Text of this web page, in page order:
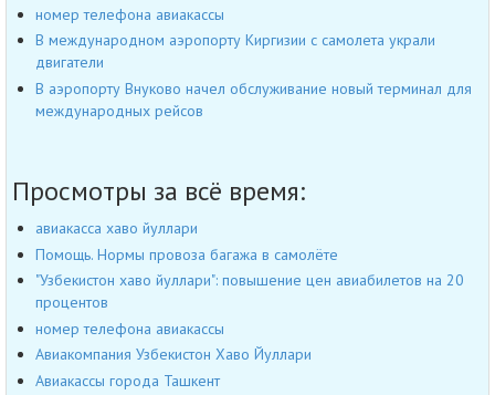
номер телефона авиакассы
В международном аэропорту Киргизии с самолета украли
двигатели
В аэропорту Внуково начел обслуживание новый терминал для
международных рейсов
Просмотры за всё время:
авиакасса хаво йуллари
Помощь. Нормы провоза багажа в самолёте
"Узбекистон хаво йуллари": повышение цен авиабилетов на 20
процентов
номер телефона авиакассы
Авиакомпания Узбекистон Хаво Йуллари
Авиакассы города Ташкент